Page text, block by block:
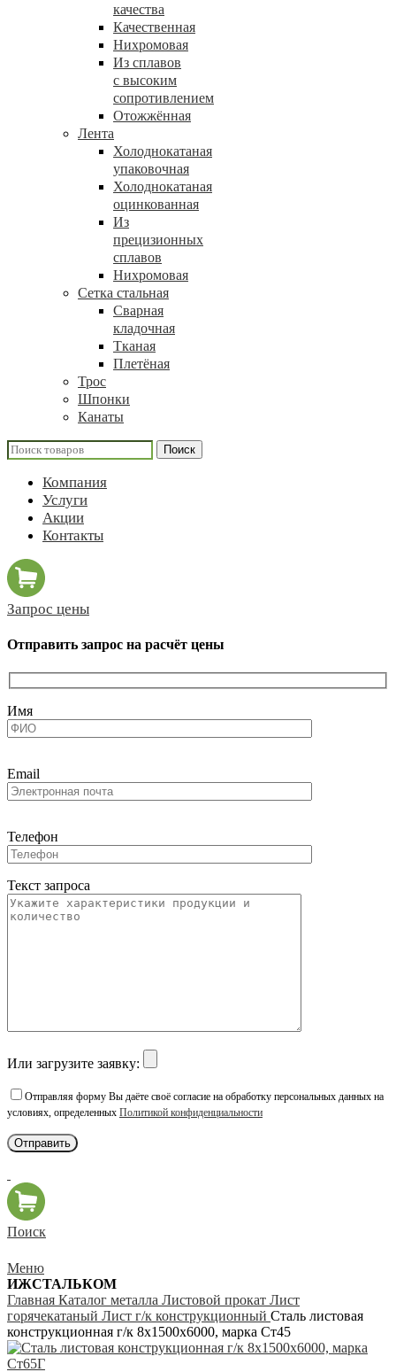
качества
Качественная
Нихромовая
Из сплавов
с высоким
сопротивлением
Отожжённая
Лента
Холоднокатаная
упаковочная
Холоднокатаная
оцинкованная
Из
прецизионных
сплавов
Нихромовая
Сетка стальная
Сварная
кладочная
Тканая
Плетёная
Трос
Шпонки
Канаты
Поиск
Компания
Услуги
Акции
Контакты
Запрос цены
Отправить запрос на расчёт цены
Имя
Email
Телефон
Текст запроса
Или загрузите заявку:
Отправляя форму Вы даёте своё согласие на обработку персональных данных на
условиях, определенных Политикой конфиденциальности
Поиск
Меню
ИЖСТАЛЬКОМ
Главная Каталог металла Листовой прокат Лист
горячекатаный Лист г/к конструкционный Сталь листовая
конструкционная г/к 8х1500х6000, марка Ст45